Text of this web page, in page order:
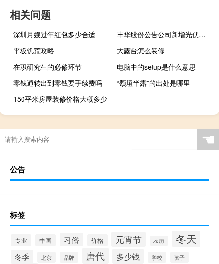
相关问题
深圳月嫂过年红包多少合适
丰华股份公告公司新增光伏边框、支架业务目前已全部完成厂房改造、设备安装调试、人员培训等基础准备工作但客户关系搭建及客户供应商名录获得尚需时日加之今年以来光伏产业链的整体价格持续下跌公司订单落地受价格影响较大目前仍在与客户商洽中；公司目前生产经营正常内外部经营环境未发生重大变化公司不存在应披露而未披露的重大信息
平板饥荒攻略
大露台怎么装修
在职研究生的必修环节
电脑中的setup是什么意思
零钱通转出到零钱要手续费吗
“颓垣半露”的出处是哪里
150平米房屋装修价格大概多少
☚
公告
标签
专业 中国 习俗 价格 元宵节 农历 冬天
冬季 北京 品牌 唐代 多少钱 学校 孩子